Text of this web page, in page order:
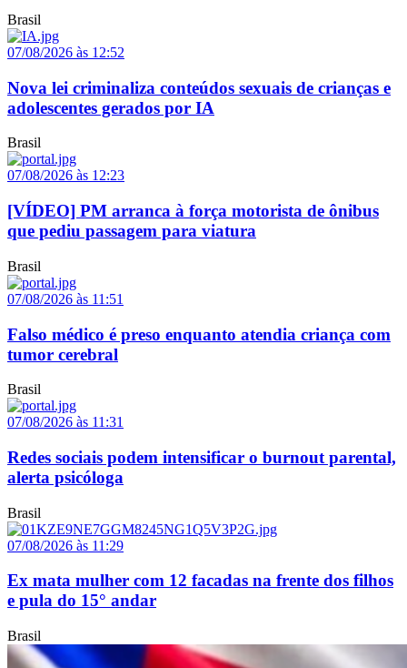
Brasil
07/08/2026 às 12:52
Nova lei criminaliza conteúdos sexuais de crianças e
adolescentes gerados por IA
Brasil
07/08/2026 às 12:23
[VÍDEO] PM arranca à força motorista de ônibus
que pediu passagem para viatura
Brasil
07/08/2026 às 11:51
Falso médico é preso enquanto atendia criança com
tumor cerebral
Brasil
07/08/2026 às 11:31
Redes sociais podem intensificar o burnout parental,
alerta psicóloga
Brasil
07/08/2026 às 11:29
Ex mata mulher com 12 facadas na frente dos filhos
e pula do 15° andar
Brasil